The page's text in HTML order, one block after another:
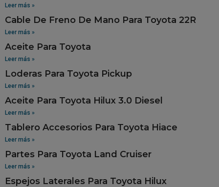
Leer más »
Cable De Freno De Mano Para Toyota 22R
Leer más »
Aceite Para Toyota
Leer más »
Loderas Para Toyota Pickup
Leer más »
Aceite Para Toyota Hilux 3.0 Diesel
Leer más »
Tablero Accesorios Para Toyota Hiace
Leer más »
Partes Para Toyota Land Cruiser
Leer más »
Espejos Laterales Para Toyota Hilux